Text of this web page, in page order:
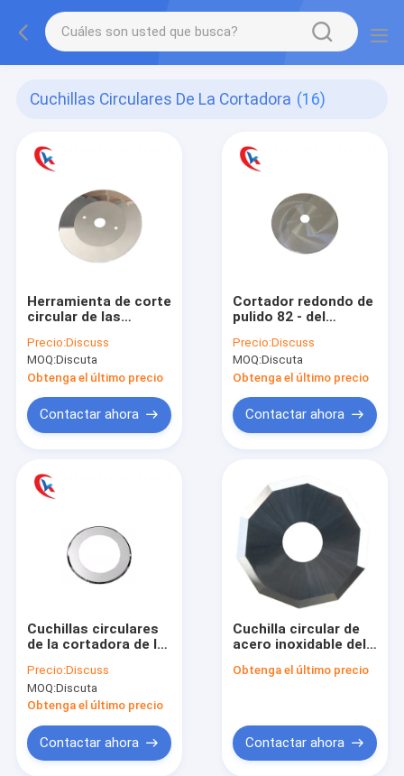
Cuchillas Circulares De La Cortadora (16)
Herramienta de corte
circular de las
cortadora del
carburo redondo
para la industria de
papel
Precio:Discuss
MOQ:Discuta
Obtenga el último precio
Contactar ahora
Cortador redondo de
pulido 82 - del
tungsteno cortador
de la sierra de la
dureza que muele 92
Precio:Discuss
MOQ:Discuta
Obtenga el último precio
Contactar ahora
Cuchillas circulares
de la cortadora de la
modificadas para
requisitos
particulares para la
empaquetado
Precio:Discuss
MOQ:Discuta
Obtenga el último precio
Contactar ahora
Cuchilla circular de
acero inoxidable del
tungsteno para la
Obtenga el último precio
Contactar ahora